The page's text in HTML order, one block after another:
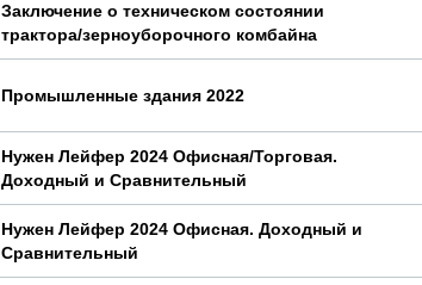
Заключение о техническом состоянии
трактора/зерноуборочного комбайна
Промышленные здания 2022
Нужен Лейфер 2024 Офисная/Торговая.
Доходный и Сравнительный
Нужен Лейфер 2024 Офисная. Доходный и
Сравнительный